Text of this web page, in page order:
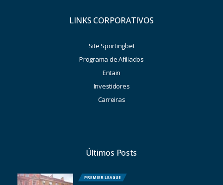
LINKS CORPORATIVOS
Site Sportingbet
Programa de Afiliados
Entain
Investidores
Carreiras
Últimos Posts
PREMIER LEAGUE